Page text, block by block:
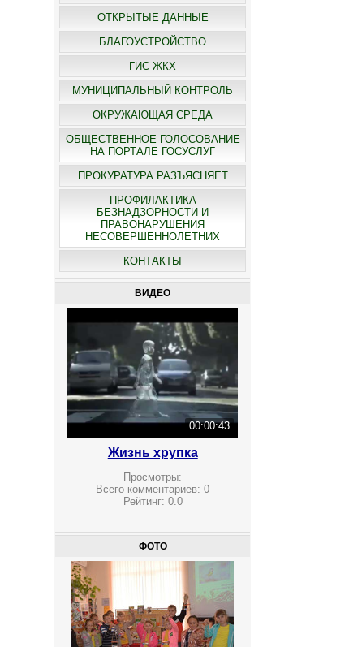
ОТКРЫТЫЕ ДАННЫЕ
БЛАГОУСТРОЙСТВО
ГИС ЖКХ
МУНИЦИПАЛЬНЫЙ КОНТРОЛЬ
ОКРУЖАЮЩАЯ СРЕДА
ОБЩЕСТВЕННОЕ ГОЛОСОВАНИЕ
НА ПОРТАЛЕ ГОСУСЛУГ
ПРОКУРАТУРА РАЗЪЯСНЯЕТ
ПРОФИЛАКТИКА
БЕЗНАДЗОРНОСТИ И
ПРАВОНАРУШЕНИЯ
НЕСОВЕРШЕННОЛЕТНИХ
КОНТАКТЫ
ВИДЕО
00:00:43
Жизнь хрупка
Просмотры:
Всего комментариев:0
Рейтинг: 0.0
ФОТО